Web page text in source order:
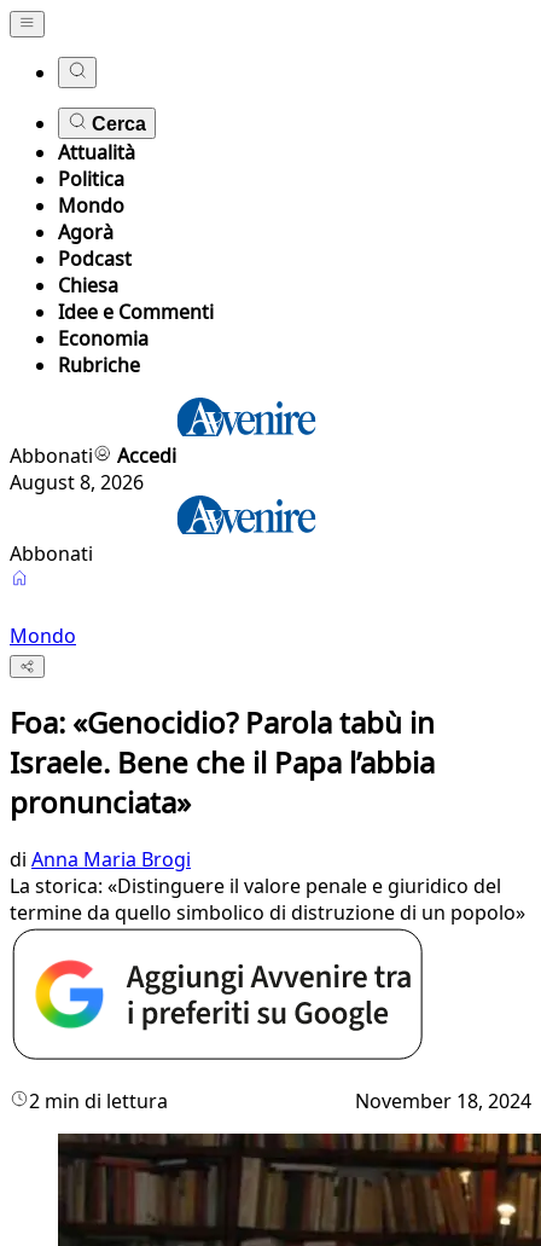
Cerca
Attualità
Politica
Mondo
Agorà
Podcast
Chiesa
Idee e Commenti
Economia
Rubriche
Abbonati
Accedi
August 8, 2026
Abbonati
Mondo
Foa: «Genocidio? Parola tabù in
Israele. Bene che il Papa l’abbia
pronunciata»
di Anna Maria Brogi
La storica: «Distinguere il valore penale e giuridico del
termine da quello simbolico di distruzione di un popolo»
2 min di lettura November 18, 2024